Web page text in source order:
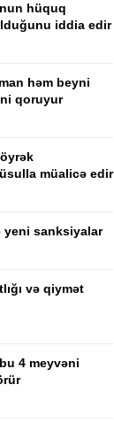
hüquq
iddia edir
həm beyni
qoruyur
üsulla müalicə edir
yeni sanksiyalar
və qiymət
4 meyvəni